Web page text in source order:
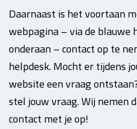
Daarnaast is het voortaan
webpagina – via de blauwe
onderaan – contact op te
helpdesk. Mocht er tijdens
website een vraag
stel jouw vraag. Wij nemen
contact met je op!